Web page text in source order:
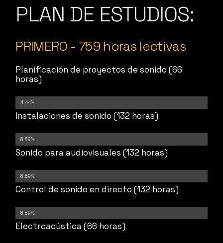
PLAN DE ESTUDIOS:
PRIMERO - 759 horas lectivas
Planificación de proyectos de sonido (66
horas)
4.44%
Instalaciones de sonido (132 horas)
8.89%
Sonido para audiovisuales (132 horas)
8.89%
Control de sonido en directo (132 horas)
8.89%
Electroacústica (66 horas)